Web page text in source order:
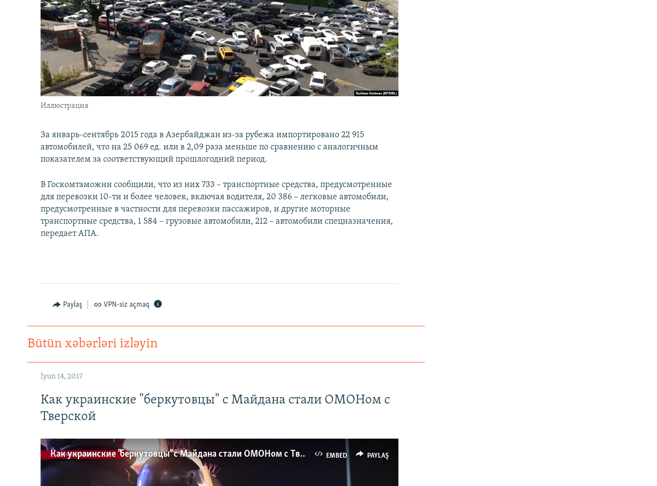
KARIKATURA
İSLAM VƏ DEMOKRATIYA
İZ - MƏDƏNIYYƏT PROQRAMI
PEŞƏ ETIKASI VƏ JURNALISTIKA
STANDARTLARIMIZ
MATERIALLARIMIZDAN ISTIFADƏ
AZADLIQRADIOSU MOBIL TELEFONUNUZDA
BIZIMLƏ ƏLAQƏ
Иллюстрация
За январь-сентябрь 2015 года в Азербайджан из-за рубежа импортировано 22 915
автомобилей, что на 25 069 ед. или в 2,09 раза меньше по сравнению с аналогичным
показателем за соответствующий прошлогодний период.
В Госкомтаможни сообщили, что из них 733 – транспортные средства, предусмотренные
для перевозки 10-ти и более человек, включая водителя, 20 386 – легковые автомобили,
предусмотренные в частности для перевозки пассажиров, и другие моторные
транспортные средства, 1 584 – грузовые автомобили, 212 – автомобили спецназначения,
передает АПА.
Paylaş VPN-siz açmaq
Bütün xəbərləri izləyin
İyun 14, 2017
Как украинские "беркутовцы" с Майдана стали ОМОНом с
Тверской
EMBED PAYLAŞ
Как украинские "беркутовцы" с Майдана стали ОМОНом с Тверской